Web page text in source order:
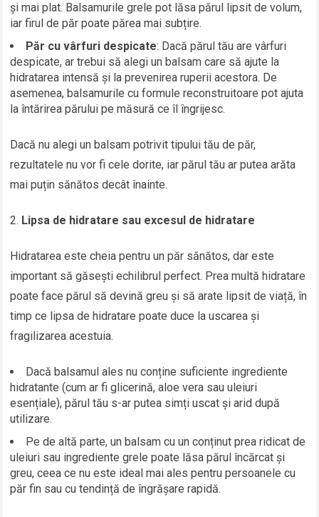
și mai plat. Balsamurile grele pot lăsa părul lipsit de volum,
iar firul de păr poate părea mai subțire.
Păr cu vârfuri despicate: Dacă părul tău are vârfuri
despicate, ar trebui să alegi un balsam care să ajute la
hidratarea intensă și la prevenirea ruperii acestora. De
asemenea, balsamurile cu formule reconstruitoare pot ajuta
la întărirea părului pe măsură ce îl îngrijesc.
Dacă nu alegi un balsam potrivit tipului tău de păr,
rezultatele nu vor fi cele dorite, iar părul tău ar putea arăta
mai puțin sănătos decât înainte.
Lipsa de hidratare sau excesul de hidratare
Hidratarea este cheia pentru un păr sănătos, dar este
important să găsești echilibrul perfect. Prea multă hidratare
poate face părul să devină greu și să arate lipsit de viață, în
timp ce lipsa de hidratare poate duce la uscarea și
fragilizarea acestuia.
Dacă balsamul ales nu conține suficiente ingrediente
hidratante (cum ar fi glicerină, aloe vera sau uleiuri
esențiale), părul tău s-ar putea simți uscat și arid după
utilizare.
Pe de altă parte, un balsam cu un conținut prea ridicat de
uleiuri sau ingrediente grele poate lăsa părul încărcat și
greu, ceea ce nu este ideal mai ales pentru persoanele cu
păr fin sau cu tendință de îngrășare rapidă.